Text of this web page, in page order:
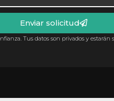
Enviar solicitud
Tus datos son privados y estarán